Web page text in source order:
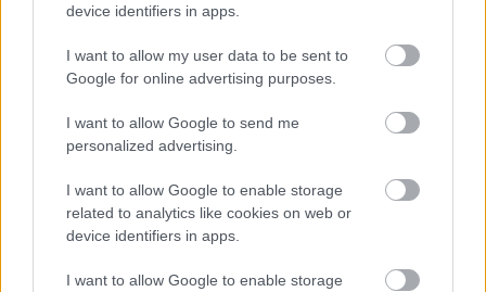
device identifiers in apps.
I want to allow my user data to be sent to
Google for online advertising purposes.
I want to allow Google to send me
personalized advertising.
I want to allow Google to enable storage
related to analytics like cookies on web or
device identifiers in apps.
I want to allow Google to enable storage
Numero di telefono